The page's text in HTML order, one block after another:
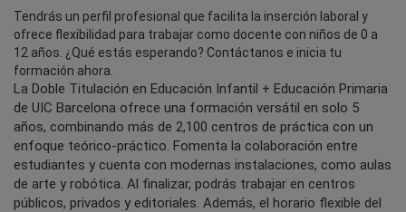
Tendrás un perfil profesional que facilita la inserción laboral y
ofrece flexibilidad para trabajar como docente con niños de 0 a
12 años. ¿Qué estás esperando? Contáctanos e inicia tu
formación ahora.
La Doble Titulación en Educación Infantil + Educación Primaria
de UIC Barcelona ofrece una formación versátil en solo 5
años, combinando más de 2,100 centros de práctica con un
enfoque teórico-práctico. Fomenta la colaboración entre
estudiantes y cuenta con modernas instalaciones, como aulas
de arte y robótica. Al finalizar, podrás trabajar en centros
públicos, privados y editoriales. Además, el horario flexible del